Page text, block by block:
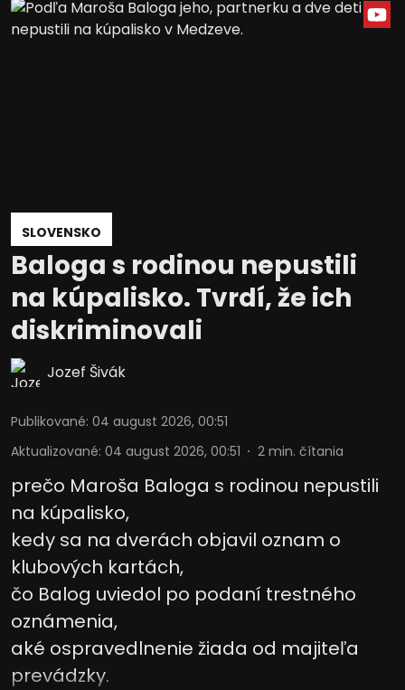
SLOVENSKO
Baloga s rodinou nepustili
na kúpalisko. Tvrdí, že ich
diskriminovali
Jozef Šivák
Publikované: 04 august 2026, 00:51
Aktualizované: 04 august 2026, 00:51 2 min. čítania
prečo Maroša Baloga s rodinou nepustili
na kúpalisko,
kedy sa na dverách objavil oznam o
klubových kartách,
čo Balog uviedol po podaní trestného
oznámenia,
aké ospravedlnenie žiada od majiteľa
prevádzky.